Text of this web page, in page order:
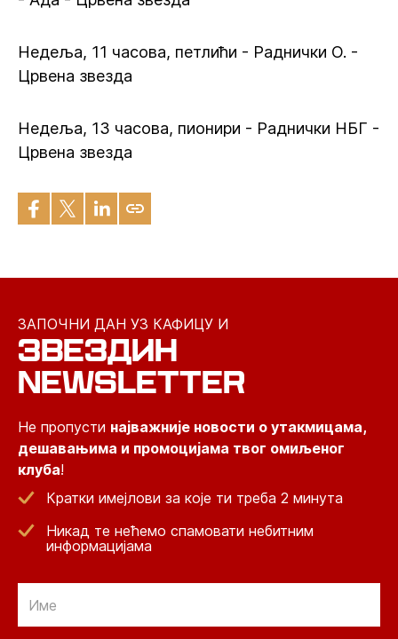
Недеља, 11 часова, петлићи - Раднички О. -
Црвена звезда
Недеља, 13 часова, пионири - Раднички НБГ -
Црвена звезда
ЗАПОЧНИ ДАН УЗ КАФИЦУ И
ЗВЕЗДИН
NEWSLETTER
Не пропусти најважније новости о утакмицама,
дешавањима и промоцијама твог омиљеног
клуба!
Кратки имејлови за које ти треба 2 минута
Никад те нећемо спамовати небитним
информацијама